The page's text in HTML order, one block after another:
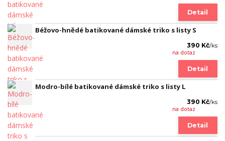
Detail
Béžovo-hnědé batikované dámské triko s listy S
390 Kč/ks
na dotaz
Detail
Modro-bílé batikované dámské triko s listy L
390 Kč/ks
na dotaz
Detail